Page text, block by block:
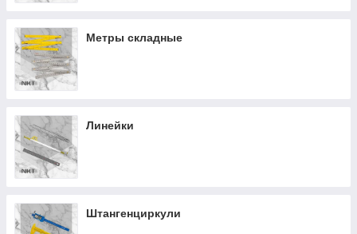
Метры складные
Линейки
Штангенциркули